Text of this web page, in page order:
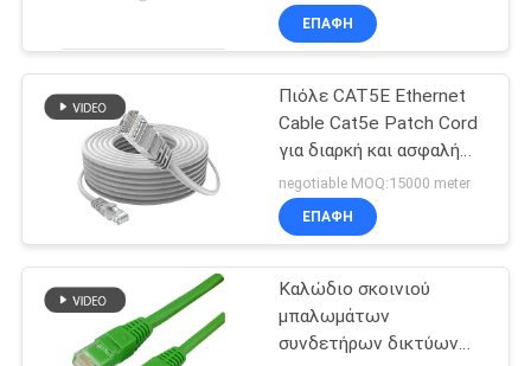
Cat5e Ethernet
ΕΠΑΦΉ
Πιόλε CAT5E Ethernet
Cable Cat5e Patch Cord
για διαρκή και ασφαλή
δικτύωση
negotiable MOQ:15000 meter
ΕΠΑΦΉ
Καλώδιο σκοινιού
μπαλωμάτων
συνδετήρων δικτύων